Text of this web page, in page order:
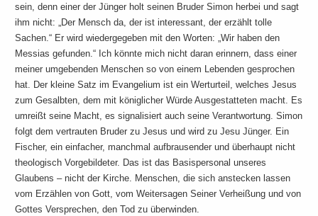
sein, denn einer der Jünger holt seinen Bruder Simon herbei und sagt
ihm nicht: „Der Mensch da, der ist interessant, der erzählt tolle
Sachen.“ Er wird wiedergegeben mit den Worten: „Wir haben den
Messias gefunden.“ Ich könnte mich nicht daran erinnern, dass einer
meiner umgebenden Menschen so von einem Lebenden gesprochen
hat. Der kleine Satz im Evangelium ist ein Werturteil, welches Jesus
zum Gesalbten, dem mit königlicher Würde Ausgestatteten macht. Es
umreißt seine Macht, es signalisiert auch seine Verantwortung. Simon
folgt dem vertrauten Bruder zu Jesus und wird zu Jesu Jünger. Ein
Fischer, ein einfacher, manchmal aufbrausender und überhaupt nicht
theologisch Vorgebildeter. Das ist das Basispersonal unseres
Glaubens – nicht der Kirche. Menschen, die sich anstecken lassen
vom Erzählen von Gott, vom Weitersagen Seiner Verheißung und von
Gottes Versprechen, den Tod zu überwinden.